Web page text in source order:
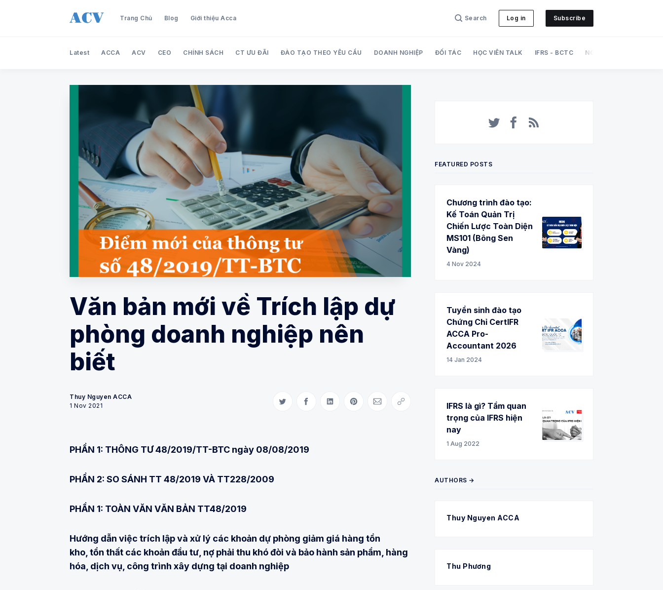
Trang Chủ Blog Giới thiệu Acca Search Log in Subscribe
Search Audit Care Việt Nam
Latest ACCA ACV CEO CHÍNH SÁCH CT ƯU ĐÃI ĐÀO TẠO THEO YÊU CẦU DOANH NGHIỆP ĐỐI TÁC HỌC VIÊN TALK IFRS - BCTC NGHIỆP VỤ
Văn bản mới về Trích lập dự
phòng doanh nghiệp nên
biết
Thuy Nguyen ACCA
1 Nov 2021
Share on Twitter
Share on Facebook
Share on LinkedIn
Share on Pinterest
Share via Email
Copy link
PHẦN 1: THÔNG TƯ 48/2019/TT-BTC ngày 08/08/2019
PHẦN 2: SO SÁNH TT 48/2019 VÀ TT228/2009
PHẦN 1: TOÀN VĂN VĂN BẢN TT48/2019
Hướng dẫn việc trích lập và xử lý các khoản dự phòng giảm giá hàng tồn
kho, tổn thất các khoản đầu tư, nợ phải thu khó đòi và bảo hành sản phẩm, hàng
hóa, dịch vụ, công trình xây dựng tại doanh nghiệp
FEATURED POSTS
Chương trình đào tạo:
Kế Toán Quản Trị
Chiến Lược Toàn Diện
MS101 (Bông Sen
Vàng)
4 Nov 2024
Tuyển sinh đào tạo
Chứng Chỉ CertIFR
ACCA Pro-
Accountant 2026
14 Jan 2024
IFRS là gì? Tầm quan
trọng của IFRS hiện
nay
1 Aug 2022
AUTHORS →
Thuy Nguyen ACCA
Thu Phương